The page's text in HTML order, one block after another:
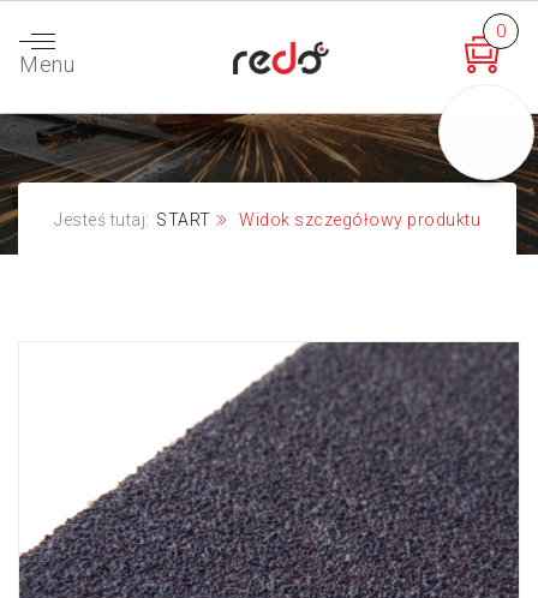
Menu
0
Jesteś tutaj: START Widok szczegółowy produktu